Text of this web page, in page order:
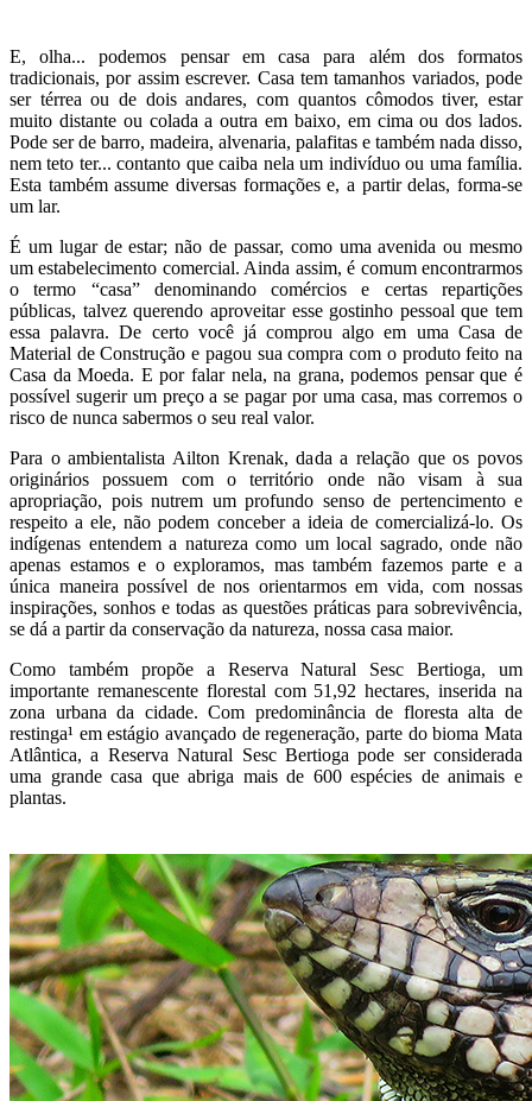
E, olha... podemos pensar em casa para além dos formatos
tradicionais, por assim escrever. Casa tem tamanhos variados, pode
ser térrea ou de dois andares, com quantos cômodos tiver, estar
muito distante ou colada a outra em baixo, em cima ou dos lados.
Pode ser de barro, madeira, alvenaria, palafitas e também nada disso,
nem teto ter... contanto que caiba nela um indivíduo ou uma família.
Esta também assume diversas formações e, a partir delas, forma-se
um lar.
É um lugar de estar; não de passar, como uma avenida ou mesmo
um estabelecimento comercial. Ainda assim, é comum encontrarmos
o termo “casa” denominando comércios e certas repartições
públicas, talvez querendo aproveitar esse gostinho pessoal que tem
essa palavra. De certo você já comprou algo em uma Casa de
Material de Construção e pagou sua compra com o produto feito na
Casa da Moeda. E por falar nela, na grana, podemos pensar que é
possível sugerir um preço a se pagar por uma casa, mas corremos o
risco de nunca sabermos o seu real valor.
Para o ambientalista Ailton Krenak, dada a relação que os povos
originários possuem com o território onde não visam à sua
apropriação, pois nutrem um profundo senso de pertencimento e
respeito a ele, não podem conceber a ideia de comercializá-lo. Os
indígenas entendem a natureza como um local sagrado, onde não
apenas estamos e o exploramos, mas também fazemos parte e a
única maneira possível de nos orientarmos em vida, com nossas
inspirações, sonhos e todas as questões práticas para sobrevivência,
se dá a partir da conservação da natureza, nossa casa maior.
Como também propõe a Reserva Natural Sesc Bertioga, um
importante remanescente florestal com 51,92 hectares, inserida na
zona urbana da cidade. Com predominância de floresta alta de
restinga¹ em estágio avançado de regeneração, parte do bioma Mata
Atlântica, a Reserva Natural Sesc Bertioga pode ser considerada
uma grande casa que abriga mais de 600 espécies de animais e
plantas.